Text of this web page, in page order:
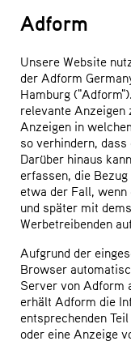
Adform
Unsere Website
der Adform
Hamburg
relevante
Anzeigen in
so verhindern,
Darüber hinaus
erfassen, die
etwa der Fall,
und später mit
Werbetreibenden
Aufgrund der
Browser
Server von Adform
erhält Adform die
entsprechenden
oder eine Anzeige